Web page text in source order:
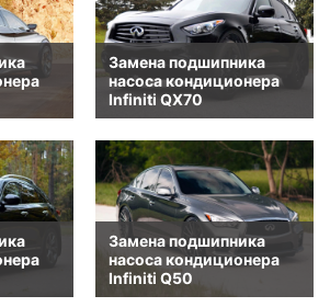
Замена подшипника
насоса кондиционера
Infiniti QX70
Замена подшипника
насоса кондиционера
Infiniti Q50